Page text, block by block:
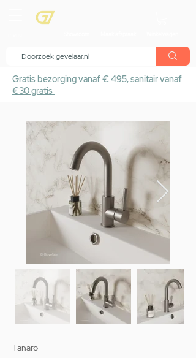
Gratis bezorging vanaf € 495,sanitair vanaf
€30 gratis
Tanaro